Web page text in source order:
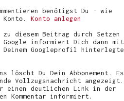
benötigst Du - wie
Konto. Konto anlegen
zu diesem Beitrag durch Setzen
Google informiert Dich dann mit
Googleprofil hinterlegte
löscht Du Dein Abbonement. Es
Vollzugsnachricht angezeigt.
einen deutlichen Link in der
Kommentar informiert.